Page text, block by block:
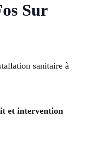
Sur
sanitaire à
et intervention